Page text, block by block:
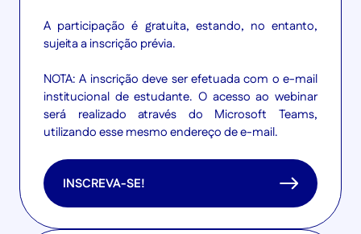
A participação é gratuita, estando, no entanto,
sujeita a inscrição prévia.
NOTA: A inscrição deve ser efetuada com o e-mail
institucional de estudante. O acesso ao webinar
será realizado através do Microsoft Teams,
utilizando esse mesmo endereço de e-mail.
INSCREVA-SE!